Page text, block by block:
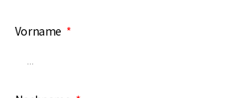
Vorname